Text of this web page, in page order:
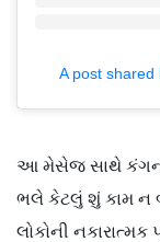
A post
આ મેસેજ સાથે કંગના
ભલે કેટલું શું કામ ન
લોકોની